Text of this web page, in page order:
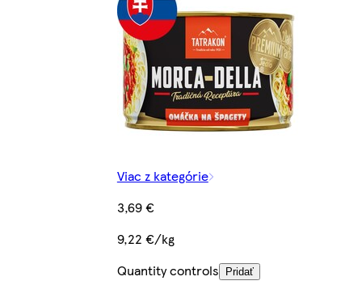
Viac z kategórie
3,69 €
9,22 €/kg
Quantity controls
Pridať